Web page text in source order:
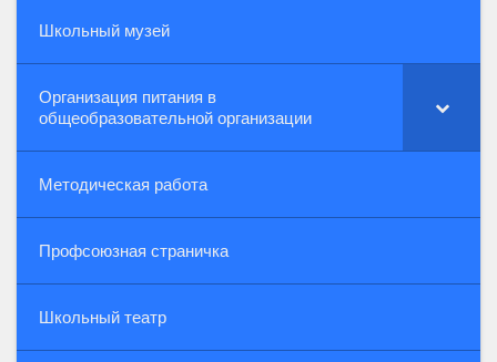
Школьный музей
Организация питания в
общеобразовательной организации
Методическая работа
Профсоюзная страничка
Школьный театр